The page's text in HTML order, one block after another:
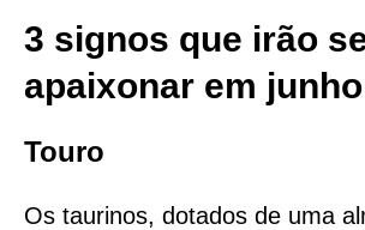
3 signos que irão
apaixonar em junho
Touro
Os taurinos, dotados de uma